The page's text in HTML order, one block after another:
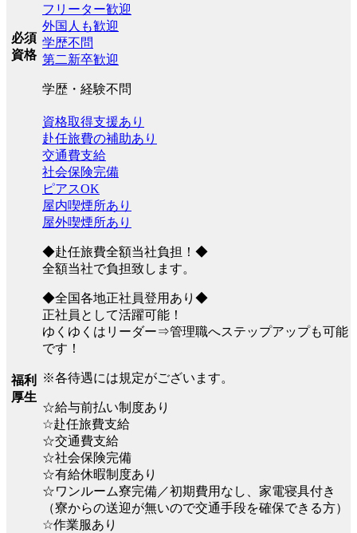
必須
資格
フリーター歓迎
外国人も歓迎
学歴不問
第二新卒歓迎
学歴・経験不問
福利
厚生
資格取得支援あり
赴任旅費の補助あり
交通費支給
社会保険完備
ピアスOK
屋内喫煙所あり
屋外喫煙所あり
◆赴任旅費全額当社負担！◆
全額当社で負担致します。
◆全国各地正社員登用あり◆
正社員として活躍可能！
ゆくゆくはリーダー⇒管理職へステップアップも可能
です！
※各待遇には規定がございます。
☆給与前払い制度あり
☆赴任旅費支給
☆交通費支給
☆社会保険完備
☆有給休暇制度あり
☆ワンルーム寮完備／初期費用なし、家電寝具付き
（寮からの送迎が無いので交通手段を確保できる方）
☆作業服あり